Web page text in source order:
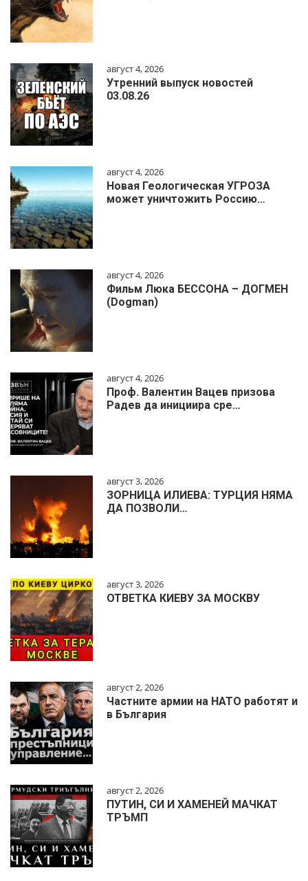
август 4, 2026
Утренний выпуск новостей
03.08.26
август 4, 2026
Новая Геологическая УГРОЗА
может уничтожить Россию…
август 4, 2026
Фильм Люка БЕССОНА – ДОГМЕН
(Dogman)
август 4, 2026
Проф. Валентин Вацев призова
Радев да инициира сре…
август 3, 2026
ЗОРНИЦА ИЛИЕВА: ТУРЦИЯ НЯМА
ДА ПОЗВОЛИ…
август 3, 2026
ОТВЕТКА КИЕВУ ЗА МОСКВУ
август 2, 2026
Частните армии на НАТО работят и
в България
август 2, 2026
ПУТИН, СИ И ХАМЕНЕЙ МАЧКАТ
ТРЪМП